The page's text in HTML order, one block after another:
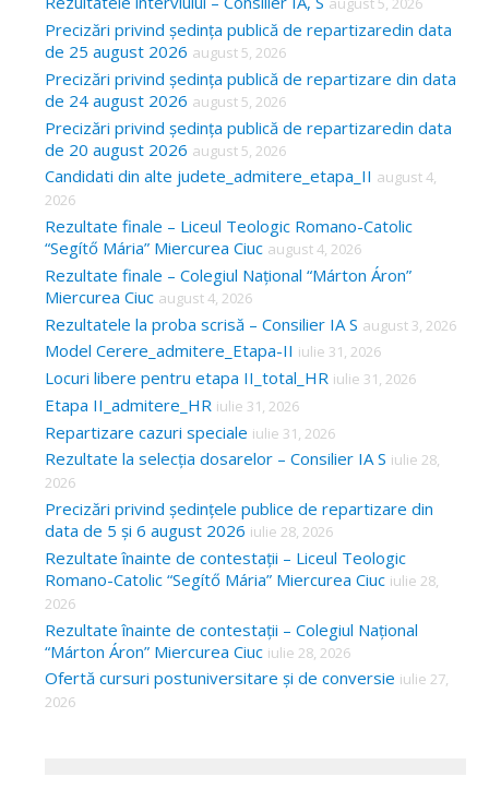
Precizări privind ședința publică de repartizaredin data
de 25 august 2026 august 5, 2026
Precizări privind ședința publică de repartizare din data
de 24 august 2026 august 5, 2026
Precizări privind ședința publică de repartizaredin data
de 20 august 2026 august 5, 2026
Candidati din alte judete_admitere_etapa_II august 4,
2026
Rezultate finale – Liceul Teologic Romano-Catolic
“Segítő Mária” Miercurea Ciuc august 4, 2026
Rezultate finale – Colegiul Național “Márton Áron”
Miercurea Ciuc august 4, 2026
Rezultatele la proba scrisă – Consilier IA S august 3, 2026
Model Cerere_admitere_Etapa-II iulie 31, 2026
Locuri libere pentru etapa II_total_HR iulie 31, 2026
Etapa II_admitere_HR iulie 31, 2026
Repartizare cazuri speciale iulie 31, 2026
Rezultate la selecția dosarelor – Consilier IA S iulie 28,
2026
Precizări privind ședințele publice de repartizare din
data de 5 și 6 august 2026 iulie 28, 2026
Rezultate înainte de contestații – Liceul Teologic
Romano-Catolic “Segítő Mária” Miercurea Ciuc iulie 28,
2026
Rezultate înainte de contestații – Colegiul Național
“Márton Áron” Miercurea Ciuc iulie 28, 2026
Ofertă cursuri postuniversitare și de conversie iulie 27,
2026